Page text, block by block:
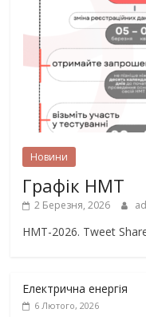
Новини
Графік НМТ
2 Березня, 2026
НМТ-2026. Tweet
Електрична енергія
6 Лютого, 2026